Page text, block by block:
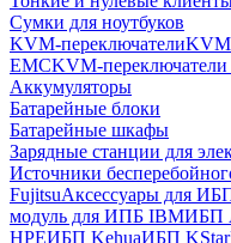
Сумки для ноутбуков
KVM-переключателиKVM
EMCKVM-переключатели
Аккумуляторы
Батарейные блоки
Батарейные шкафы
Зарядные станции для
Источники
FujitsuАксессуары для
модуль для ИПБ IBMИБП
HPEИБП KehuaИБП KStar